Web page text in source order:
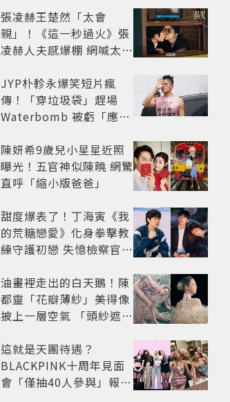
張凌赫王楚然「太會
親」！《這一秒過火》張
凌赫人夫感爆棚 網喊太有
JYP朴軫永爆笑短片瘋
傳！「穿垃圾袋」趕場
Waterbomb 被虧「應該
陳妍希9歲兒小星星近照
曝光！五官神似陳曉 網驚
直呼「縮小版爸爸」
甜度爆表了！丁海寅《我
的荒糖戀愛》化身拳擊教
練守護初戀 失憶檢察官×
劇
油畫裡走出的白天鵝！陳
都靈「花瓣薄紗」美得像
披上一層空氣 「頭紗遮
太仙
這就是天團待遇？
BLACKPINK十周年見面
會「僅抽40人參與」報名